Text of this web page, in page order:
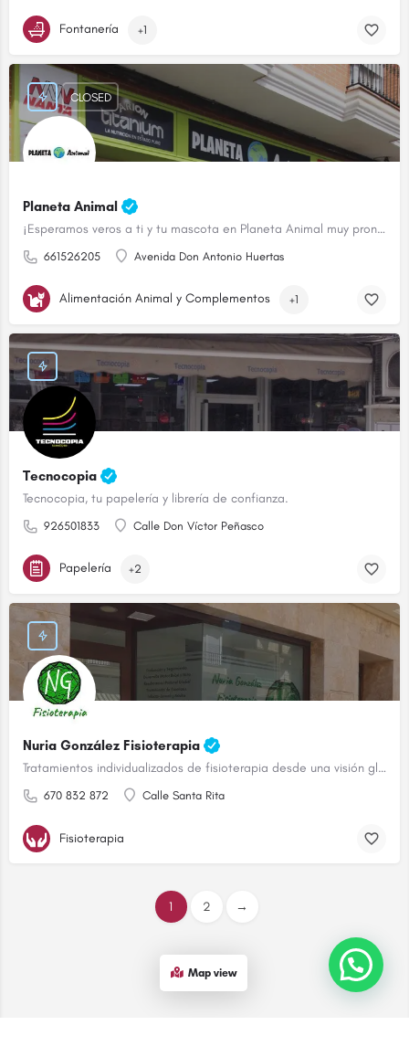
Fontanería +1
Planeta Animal
¡Esperamos veros a ti y tu mascota en Planeta Animal muy pronto!
661526205 Avenida Don Antonio Huertas
CLOSED
Alimentación Animal y Complementos +1
Tecnocopia
Tecnocopia, tu papelería y librería de confianza.
926501833 Calle Don Víctor Peñasco
Papelería +2
Nuria González Fisioterapia
Tratamientos individualizados de fisioterapia desde una visión global
670 832 872 Calle Santa Rita
Fisioterapia
1 2 →
Map view¡Contáctanos!